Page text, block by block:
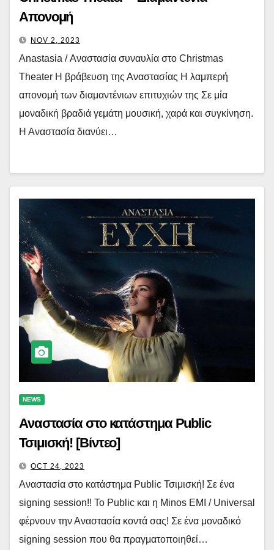
Απονομή
NOV 2, 2023
Anastasia / Αναστασία συναυλία στο Christmas
Theater Η βράβευση της Αναστασίας Η λαμπερή
απονομή των διαμαντένιων επιτυχιών της Σε μία
μοναδική βραδιά γεμάτη μουσική, χαρά και συγκίνηση.
Η Αναστασία διανύει…
NEWS
Αναστασία στο κατάστημα Public
Τσιμισκή! [Βίντεο]
OCT 24, 2023
Αναστασία στο κατάστημα Public Τσιμισκή! Σε ένα
signing session!! Το Public και η Minos EMI / Universal
φέρνουν την Αναστασία κοντά σας! Σε ένα μοναδικό
signing session που θα πραγματοποιηθεί…